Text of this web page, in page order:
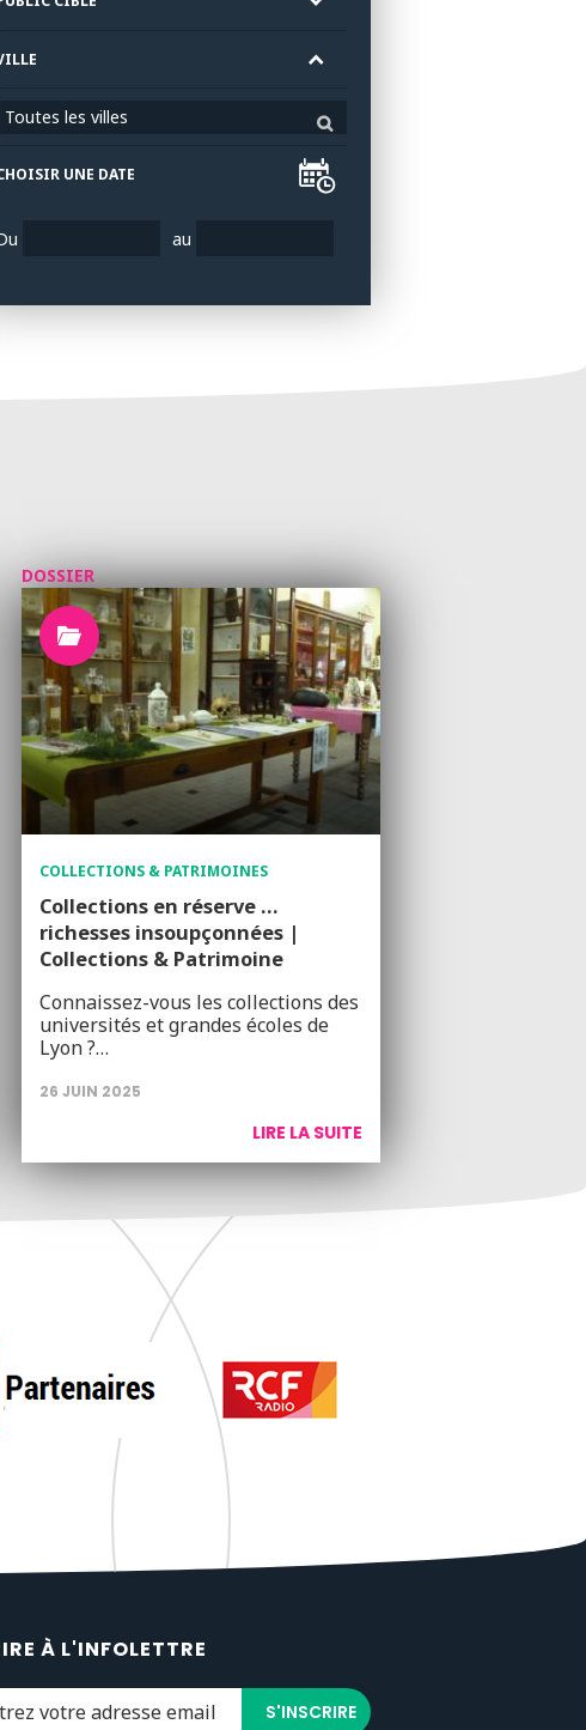
Toutes les villes
UNE DATE
au
DOSSIER
COLLECTIONS & PATRIMOINES
Collections en réserve …
richesses insoupçonnées |
Collections & Patrimoine
Connaissez-vous les collections des
universités et grandes écoles de
Lyon ?…
26 JUIN 2025
LIRE LA SUITE
À L'INFOLETTRE